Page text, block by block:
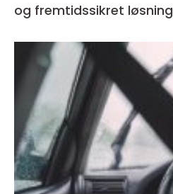
og fremtidssikret løsning